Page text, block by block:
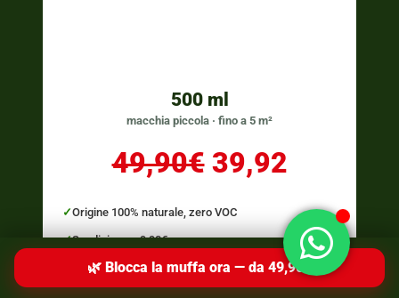
500 ml
macchia piccola · fino a 5 m²
49,90€39,92
Origine 100% naturale, zero VOC
Spedizione a 9,90€
Paghi anche alla consegna
🌿 Blocca la muffa ora — da 49,90€